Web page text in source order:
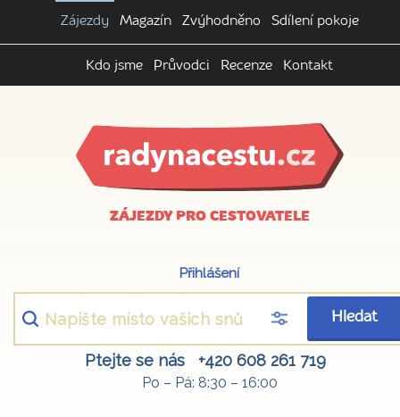
Zájezdy Magazín Zvýhodněno Sdílení pokoje
Kdo jsme Průvodci Recenze Kontakt
ZÁJEZDY PRO CESTOVATELE
Přihlášení
Hledat
Ptejte se nás +420 608 261 719
Po – Pá: 8:30 – 16:00